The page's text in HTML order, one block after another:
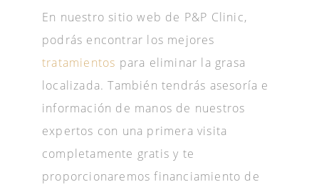
En nuestro sitio web de P&P Clinic,
podrás encontrar los mejores
tratamientos para eliminar la grasa
localizada. También tendrás asesoría e
información de manos de nuestros
expertos con una primera visita
completamente gratis y te
proporcionaremos financiamiento de